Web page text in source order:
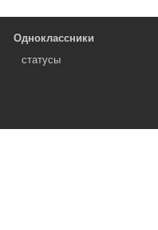
Одноклассники
статусы